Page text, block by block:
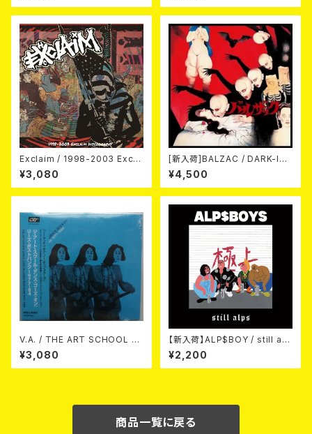
Exclaim / 1998-2003 Excla
im Discography
¥3,080
[新入荷]BALZAC / DARK-IS
M -20th Anniversary Comp
ilation- (2CD)
¥4,500
V.A. / THE ART SCHOOL D
ANCE GOES ON LEEDS PO
ST-PUNK 1977-84 (帯ライナ
ー付国内盤仕様) CD
¥3,080
【新入荷】ALP$BOY / still alp
s (CD)
¥2,200
商品一覧に戻る